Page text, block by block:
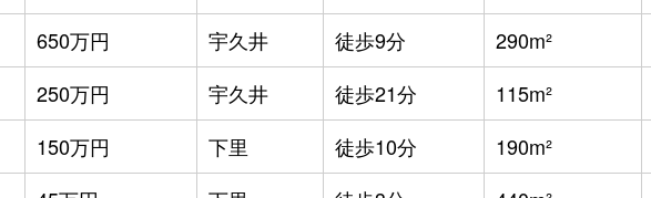
650万円 宇久井 徒歩9分 290m²
250万円 宇久井 徒歩21分 115m²
150万円 下里 徒歩10分 190m²